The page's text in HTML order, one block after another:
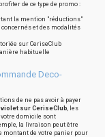
de ce type de promo :
la mention "réductions"
et des modalités
sur CeriseClub
habituelle
Deco-
de ne pas avoir à payer
sur CeriseClub, les
domicile sont
la livraison peut être
montant de votre panier pour